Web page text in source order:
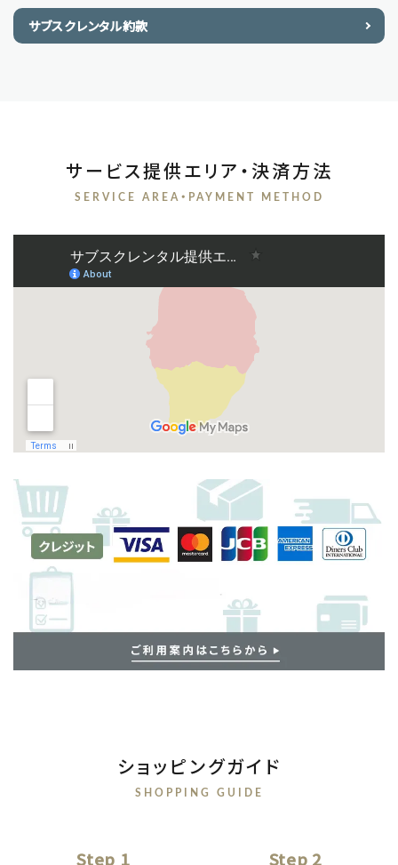
サブスクレンタル約款
サービス提供エリア・決済方法
SERVICE AREA・PAYMENT METHOD
ショッピングガイド
SHOPPING GUIDE
Step 1 Step 2